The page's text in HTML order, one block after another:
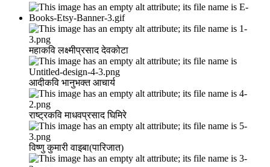
महाकवि लक्ष्मीप्रसाद देवकोटा
आदीकवि भानुभक्त आचार्य
राष्ट्रकवि माधवप्रसाद घिमिरे
विष्णु कुमारी वाइबा(पारिजात)